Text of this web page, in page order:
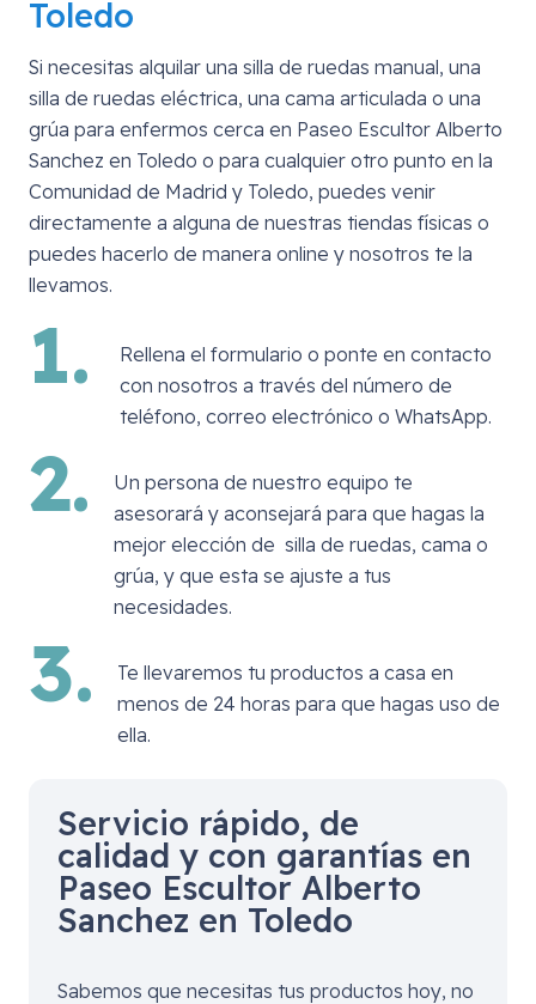
Toledo
Si necesitas alquilar una silla de ruedas manual, una
silla de ruedas eléctrica, una cama articulada o una
grúa para enfermos cerca en Paseo Escultor Alberto
Sanchez en Toledo o para cualquier otro punto en la
Comunidad de Madrid y Toledo, puedes venir
directamente a alguna de nuestras tiendas físicas o
puedes hacerlo de manera online y nosotros te la
llevamos.
1.
Rellena el formulario o ponte en contacto
con nosotros a través del número de
teléfono, correo electrónico o WhatsApp.
2.
Un persona de nuestro equipo te
asesorará y aconsejará para que hagas la
mejor elección de silla de ruedas, cama o
grúa, y que esta se ajuste a tus
necesidades.
3.
Te llevaremos tu productos a casa en
menos de 24 horas para que hagas uso de
ella.
Servicio rápido, de
calidad y con garantías en
Paseo Escultor Alberto
Sanchez en Toledo
Sabemos que necesitas tus productos hoy, no